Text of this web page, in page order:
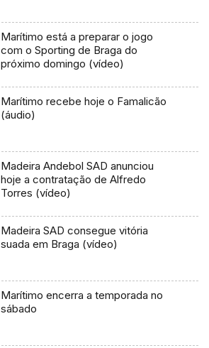
Marítimo está a preparar o jogo
com o Sporting de Braga do
próximo domingo (vídeo)
Marítimo recebe hoje o Famalicão
(áudio)
Madeira Andebol SAD anunciou
hoje a contratação de Alfredo
Torres (vídeo)
Madeira SAD consegue vitória
suada em Braga (vídeo)
Marítimo encerra a temporada no
sábado